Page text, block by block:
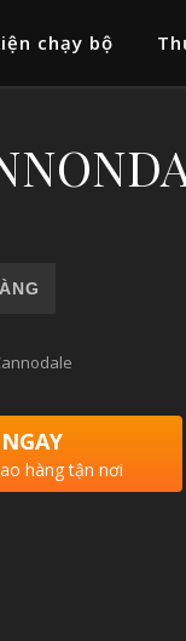
chạy bộ
số lượng
hàng tận nơi